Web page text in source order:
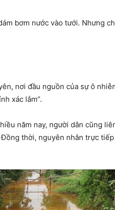
bơm nước vào tưới. Nhưng
nơi đầu nguồn của sự ô
xác lắm”.
năm nay, người dân cũng
thời, nguyên nhân trực